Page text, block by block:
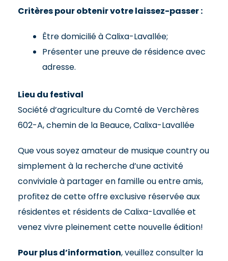
Critères pour obtenir votre laissez-passer :
Être domicilié à Calixa-Lavallée;
Présenter une preuve de résidence avec
adresse.
Lieu du festival
Société d’agriculture du Comté de Verchères
602-A, chemin de la Beauce, Calixa-Lavallée
Que vous soyez amateur de musique country ou
simplement à la recherche d’une activité
conviviale à partager en famille ou entre amis,
profitez de cette offre exclusive réservée aux
résidentes et résidents de Calixa-Lavallée et
venez vivre pleinement cette nouvelle édition!
Pour plus d’information, veuillez consulter la